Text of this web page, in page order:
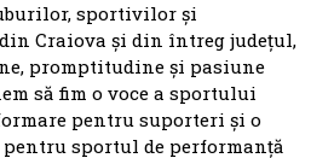
sportivilor și
Craiova și din întreg județul,
promptitudine și pasiune
să fim o voce a sportului
pentru suporteri și o
sportul de performanță